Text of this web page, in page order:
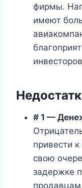
фирмы.
имеют
# 1 —
привести
свою
задержке